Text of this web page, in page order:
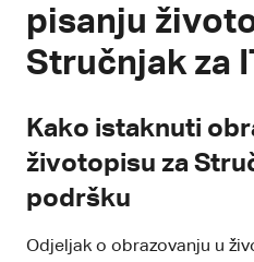
pisanju
Stručnjak za
Kako istaknuti
životopisu za
podršku
Odjeljak o obrazovanju u